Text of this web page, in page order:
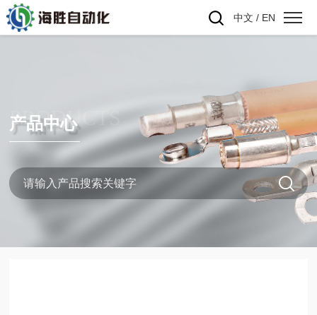
中文 / EN
PRODUCTS
产品中心